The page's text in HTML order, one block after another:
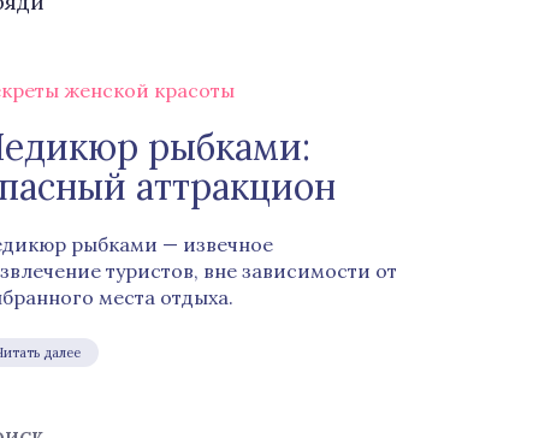
женской красоты
рыбками:
аттракцион
рыбками — извечное
туристов, вне зависимости от
места отдыха.
далее